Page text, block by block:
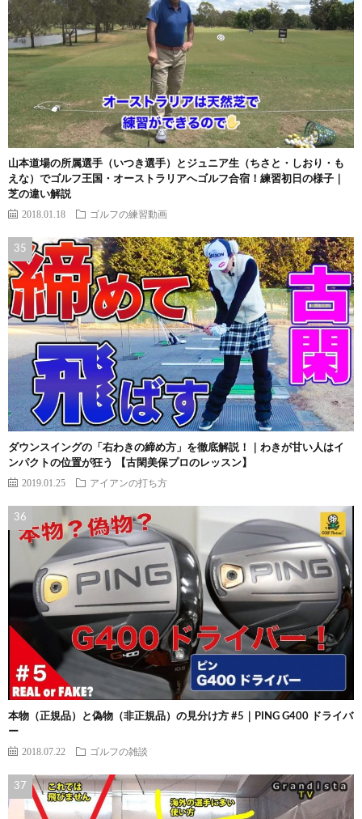
山本道場の所属選手（いつき選手）とジュニア生（ちさと・しおり・も
えな）でゴルフ王国・オーストラリアへゴルフ合宿！練習初日の様子｜
芝の違い解説
2018.01.18 ゴルフの練習動画
ダウンスイングの「右わきの締め方」を徹底解説！｜わきが甘い人はイ
ンパクトの位置が狂う 【古閑美保プロのレッスン】
2019.01.25 アイアンの打ち方
本物（正規品）と偽物（非正規品）の見分け方 #5｜PING G400 ドライバ
ー
2018.07.22 ゴルフの雑談